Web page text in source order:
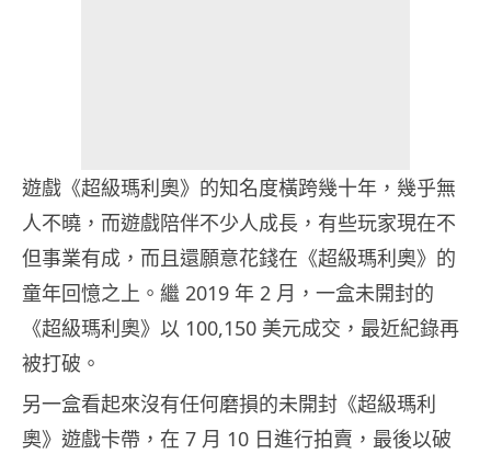
遊戲《超級瑪利奧》的知名度橫跨幾十年，幾乎無
人不曉，而遊戲陪伴不少人成長，有些玩家現在不
但事業有成，而且還願意花錢在《超級瑪利奧》的
童年回憶之上。繼 2019 年 2 月，一盒未開封的
《超級瑪利奧》以 100,150 美元成交，最近紀錄再
被打破。
另一盒看起來沒有任何磨損的未開封《超級瑪利
奧》遊戲卡帶，在 7 月 10 日進行拍賣，最後以破